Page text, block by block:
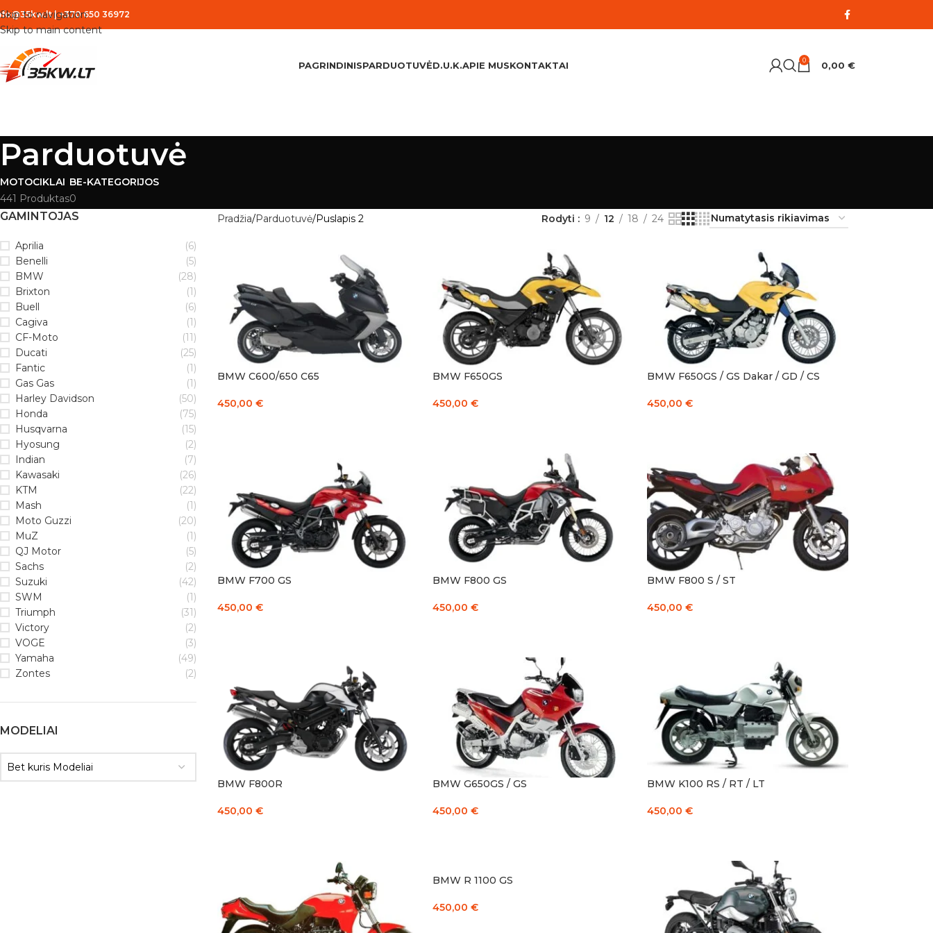
Skip to navigation
Skip to main content
|+370 650 36972
PAGRINDINISPARDUOTUVĖD.U.K.APIE MUSKONTAKTAI 0 0,00 €
Parduotuvė
MOTOCIKLAI
441 Produktas
BE-KATEGORIJOS
0
GAMINTOJAS
Aprilia
(6)
Benelli
(5)
BMW
(28)
Brixton
(1)
Buell
(6)
Cagiva
(1)
CF-Moto
(11)
Ducati
(25)
Fantic
(1)
Gas Gas
(1)
Harley Davidson
(50)
Honda
(75)
Husqvarna
(15)
Hyosung
(2)
Indian
(7)
Kawasaki
(26)
KTM
(22)
Mash
(1)
Moto Guzzi
(20)
MuZ
(1)
QJ Motor
(5)
Sachs
(2)
Suzuki
(42)
SWM
(1)
Triumph
(31)
Victory
(2)
VOGE
(3)
Yamaha
(49)
Zontes
(2)
MODELIAI
Bet kuris Modeliai
Pradžia Parduotuvė Puslapis 2 Rodyti 9 12 18 24
BMW C600/650 C65
450,00 €
BMW F650GS
450,00 €
BMW F650GS / GS Dakar / GD / CS
450,00€
BMW F700 GS
450,00 €
BMW F800 GS
450,00 €
BMW F800 S / ST
450,00€
BMW F800R
450,00 €
BMW G650GS / GS
450,00 €
BMW K100 RS / RT / LT
450,00€
BMW R 1100 GS
450,00 €